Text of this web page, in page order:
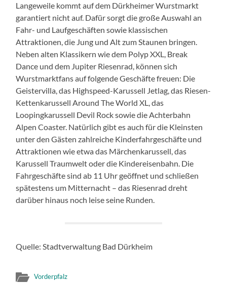
Langeweile kommt auf dem Dürkheimer Wurstmarkt
garantiert nicht auf. Dafür sorgt die große Auswahl an
Fahr- und Laufgeschäften sowie klassischen
Attraktionen, die Jung und Alt zum Staunen bringen.
Neben alten Klassikern wie dem Polyp XXL, Break
Dance und dem Jupiter Riesenrad, können sich
Wurstmarktfans auf folgende Geschäfte freuen: Die
Geistervilla, das Highspeed-Karussell Jetlag, das Riesen-
Kettenkarussell Around The World XL, das
Loopingkarussell Devil Rock sowie die Achterbahn
Alpen Coaster. Natürlich gibt es auch für die Kleinsten
unter den Gästen zahlreiche Kinderfahrgeschäfte und
Attraktionen wie etwa das Märchenkarussell, das
Karussell Traumwelt oder die Kindereisenbahn. Die
Fahrgeschäfte sind ab 11 Uhr geöffnet und schließen
spätestens um Mitternacht – das Riesenrad dreht
darüber hinaus noch leise seine Runden.
Quelle: Stadtverwaltung Bad Dürkheim
Vorderpfalz